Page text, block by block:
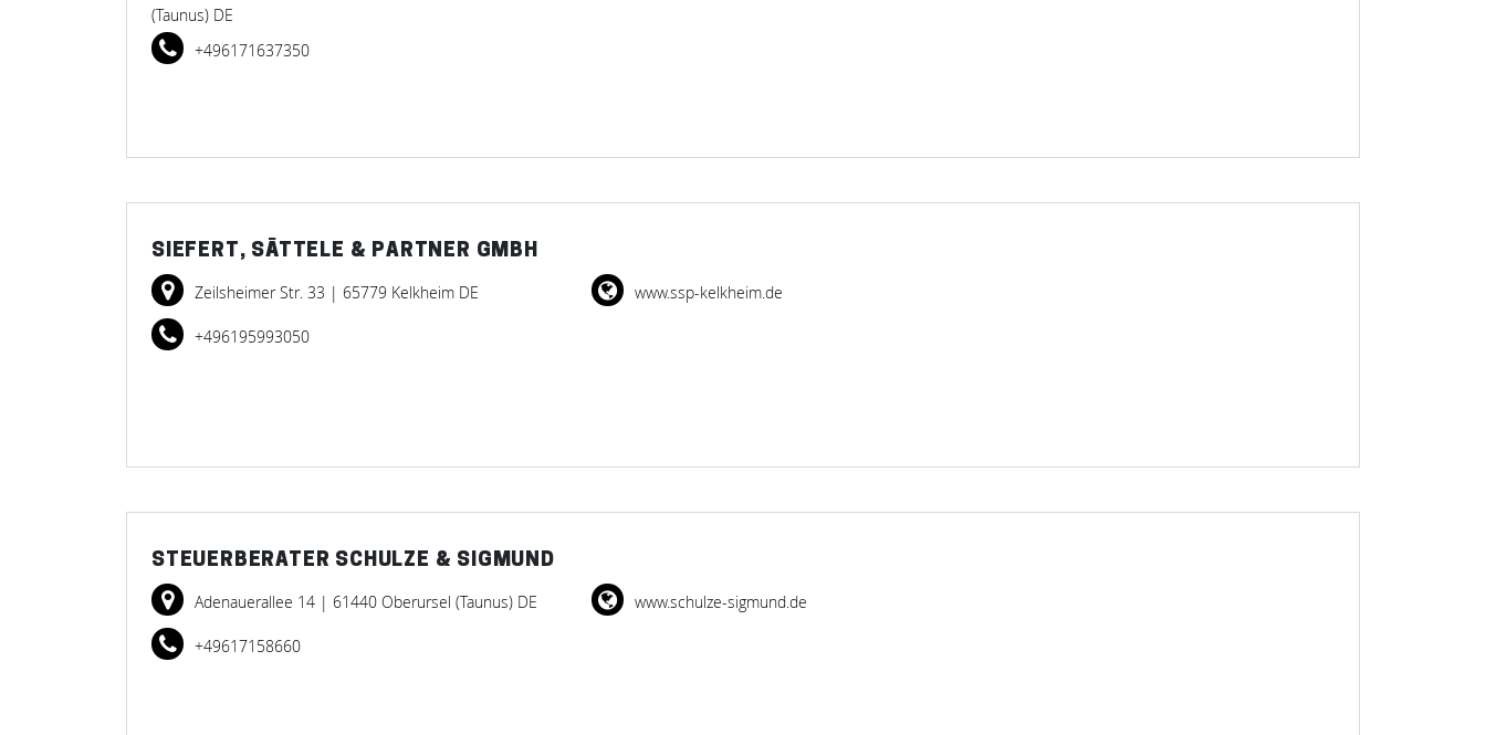
(Taunus) DE
+496171637350
SIEFERT, SÄTTELE & PARTNER GMBH
Zeilsheimer Str. 33 | 65779 Kelkheim DE
+496195993050
www.ssp-kelkheim.de
STEUERBERATER SCHULZE & SIGMUND
Adenauerallee 14 | 61440 Oberursel (Taunus) DE
+49617158660
www.schulze-sigmund.de